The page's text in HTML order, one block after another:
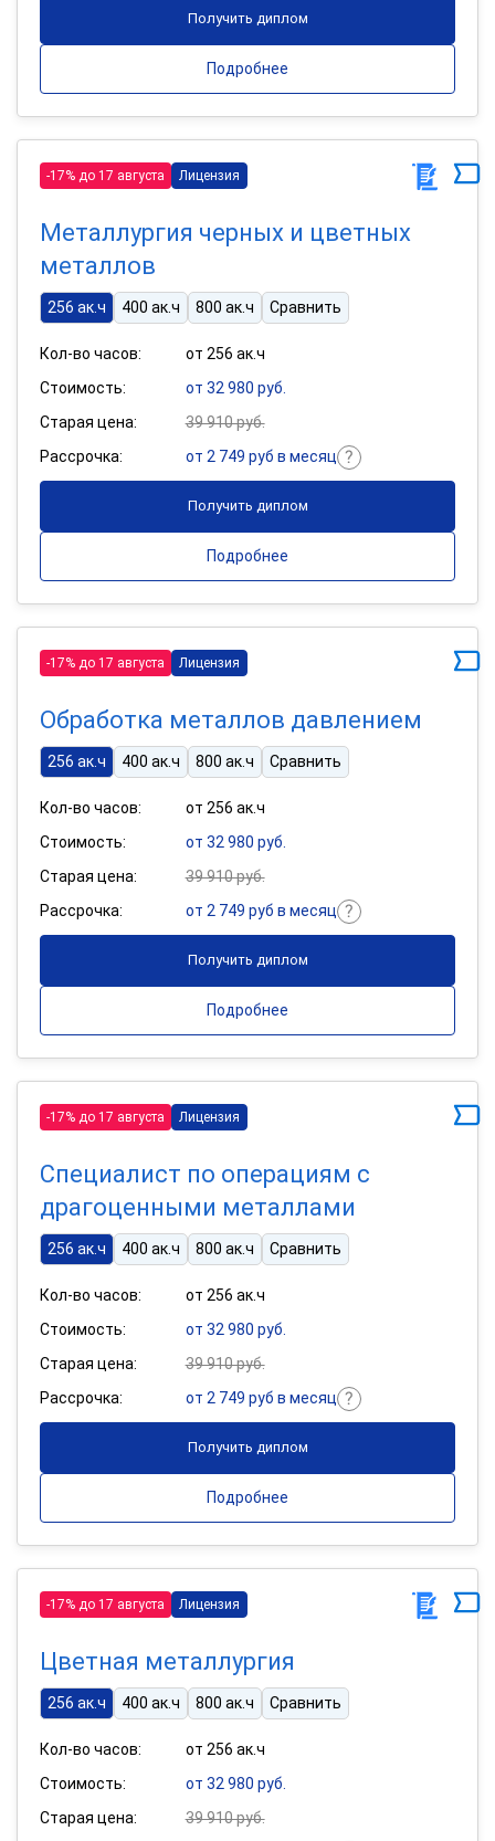
Получить диплом
Подробнее
-17% до 17 августа Лицензия
Металлургия черных и цветных
металлов
256 ак.ч 400 ак.ч 800 ак.ч Сравнить
Кол-во часов:
от 256 ак.ч
Стоимость:
от 32 980 руб.
Старая цена:
39 910 руб.
Рассрочка:
от 2 749 руб в месяц
Получить диплом
Подробнее
-17% до 17 августа Лицензия
Обработка металлов давлением
256 ак.ч 400 ак.ч 800 ак.ч Сравнить
Кол-во часов:
от 256 ак.ч
Стоимость:
от 32 980 руб.
Старая цена:
39 910 руб.
Рассрочка:
от 2 749 руб в месяц
Получить диплом
Подробнее
-17% до 17 августа Лицензия
Специалист по операциям с
драгоценными металлами
256 ак.ч 400 ак.ч 800 ак.ч Сравнить
Кол-во часов:
от 256 ак.ч
Стоимость:
от 32 980 руб.
Старая цена:
39 910 руб.
Рассрочка:
от 2 749 руб в месяц
Получить диплом
Подробнее
-17% до 17 августа Лицензия
Цветная металлургия
256 ак.ч 400 ак.ч 800 ак.ч Сравнить
Кол-во часов:
от 256 ак.ч
Стоимость:
от 32 980 руб.
Старая цена:
39 910 руб.